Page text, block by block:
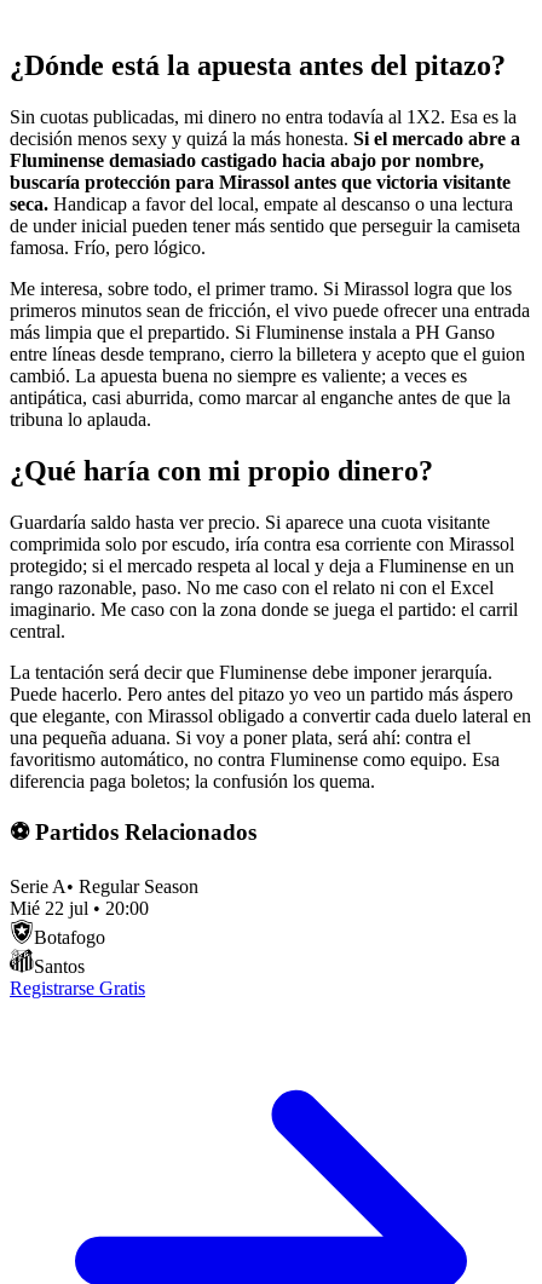
¿Dónde está la apuesta antes del pitazo?
Sin cuotas publicadas, mi dinero no entra todavía al 1X2. Esa es la
decisión menos sexy y quizá la más honesta. Si el mercado abre a
Fluminense demasiado castigado hacia abajo por nombre,
buscaría protección para Mirassol antes que victoria visitante
seca. Handicap a favor del local, empate al descanso o una lectura
de under inicial pueden tener más sentido que perseguir la camiseta
famosa. Frío, pero lógico.
Me interesa, sobre todo, el primer tramo. Si Mirassol logra que los
primeros minutos sean de fricción, el vivo puede ofrecer una entrada
más limpia que el prepartido. Si Fluminense instala a PH Ganso
entre líneas desde temprano, cierro la billetera y acepto que el guion
cambió. La apuesta buena no siempre es valiente; a veces es
antipática, casi aburrida, como marcar al enganche antes de que la
tribuna lo aplauda.
¿Qué haría con mi propio dinero?
Guardaría saldo hasta ver precio. Si aparece una cuota visitante
comprimida solo por escudo, iría contra esa corriente con Mirassol
protegido; si el mercado respeta al local y deja a Fluminense en un
rango razonable, paso. No me caso con el relato ni con el Excel
imaginario. Me caso con la zona donde se juega el partido: el carril
central.
La tentación será decir que Fluminense debe imponer jerarquía.
Puede hacerlo. Pero antes del pitazo yo veo un partido más áspero
que elegante, con Mirassol obligado a convertir cada duelo lateral en
una pequeña aduana. Si voy a poner plata, será ahí: contra el
favoritismo automático, no contra Fluminense como equipo. Esa
diferencia paga boletos; la confusión los quema.
⚽ Partidos Relacionados
Serie A• Regular Season
Mié 22 jul • 20:00
Botafogo
Santos
Registrarse Gratis